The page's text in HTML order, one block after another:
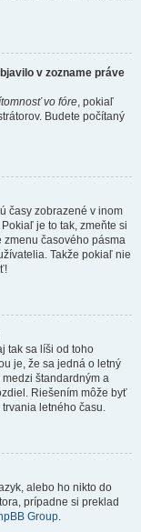
v zozname práve
vo fóre, pokiaľ
Budete počítaný
časy zobrazené v inom
je to tak, zmeňte si
zmenu časového pásma
Takže pokiaľ nie
tak sa líši od toho
je, že sa jedná o letný
štandardným a
Riešením môže byť
letného času.
alebo ho nikto do
prípadne si preklad
Group.